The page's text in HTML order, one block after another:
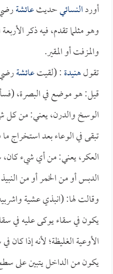
أوردالنسائيحديثعائشة
وهو مثلما تقدم، فيه ذكر
والمزفت أو المقير.
تقولهنيدة: (لقيتعائشة
قيل: هو موضع في البصرة،
الوسخ والدرن، يعني: من كل
تبقى في الوعاء بعد استخراج
العكر، يعني: من أي شيء
الدبس أو من الخمر أو من
وقالت لها: (انبذي عشية
يكون في سقاء يوكى عليه في
الأوعية الغليظة؛ لأنه إذا
يكون من الداخل يتبين على